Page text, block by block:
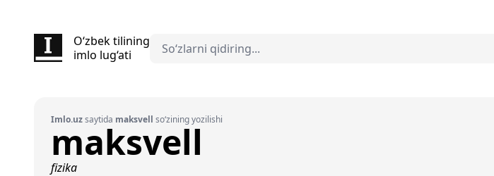
O‘zbek tilining
imlo lug‘ati
Imlo.uzsaytida maksvell so‘zining yozilishi
maksvell
fizika